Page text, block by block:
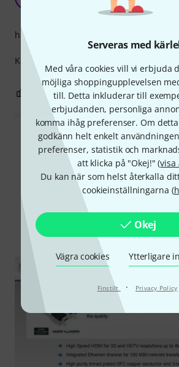
Serveras med
Med våra cookies vill vi erbjuda
möjliga shoppingupplevelsen
till. Detta inkluderar till
erbjudanden, personliga
komma ihåg preferenser. Om
godkänn helt enkelt
preferenser, statistik och
att klicka på "Okej!" (visa
Du kan när som helst återkalla
cookieinställningarna (
Okej
Vägra cookies Ytterligare
Finstilt · Privacy Policy
proEvent Veranstaltungstechnik
Kabeln gör vad den ska, är välgjord och
hantverkskvalitet
0 ANMÄL RECENSION
Läs alla
Visste du?